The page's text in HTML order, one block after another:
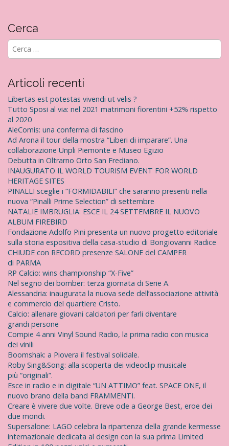
Cerca
R
r
c
a
e
r
Articoli recenti
Libertas est potestas vivendi ut velis ?
Tutto Sposi al via: nel 2021 matrimoni fiorentini +52% rispetto
al 2020
AleComis: una conferma di fascino
Ad Arona il tour della mostra “Liberi di imparare”. Una
collaborazione Unpli Piemonte e Museo Egizio
Debutta in Oltrarno Orto San Frediano.
INAUGURATO IL WORLD TOURISM EVENT FOR WORLD
HERITAGE SITES
PINALLI sceglie i “FORMIDABILI” che saranno presenti nella
nuova “Pinalli Prime Selection” di settembre
NATALIE IMBRUGLIA: ESCE IL 24 SETTEMBRE IL NUOVO
ALBUM FIREBIRD
Fondazione Adolfo Pini presenta un nuovo progetto editoriale
sulla storia espositiva della casa-studio di Bongiovanni Radice
CHIUDE con RECORD presenze SALONE del CAMPER
di PARMA
RP Calcio: wins championship “X-Five”
Nel segno dei bomber: terza giornata di Serie A.
Alessandria: inaugurata la nuova sede dell’associazione attività
e commercio del quartiere Cristo.
Calcio: allenare giovani calciatori per farli diventare
grandi persone
Compie 4 anni Vinyl Sound Radio, la prima radio con musica
dei vinili
Boomshak: a Piovera il festival solidale.
Roby Sing&Song: alla scoperta dei videoclip musicale
più “originali”.
Esce in radio e in digitale “UN ATTIMO” feat. SPACE ONE, il
nuovo brano della band FRAMMENTI.
Creare è vivere due volte. Breve ode a George Best, eroe dei
due mondi.
Supersalone: LAGO celebra la ripartenza della grande kermesse
internazionale dedicata al design con la sua prima Limited